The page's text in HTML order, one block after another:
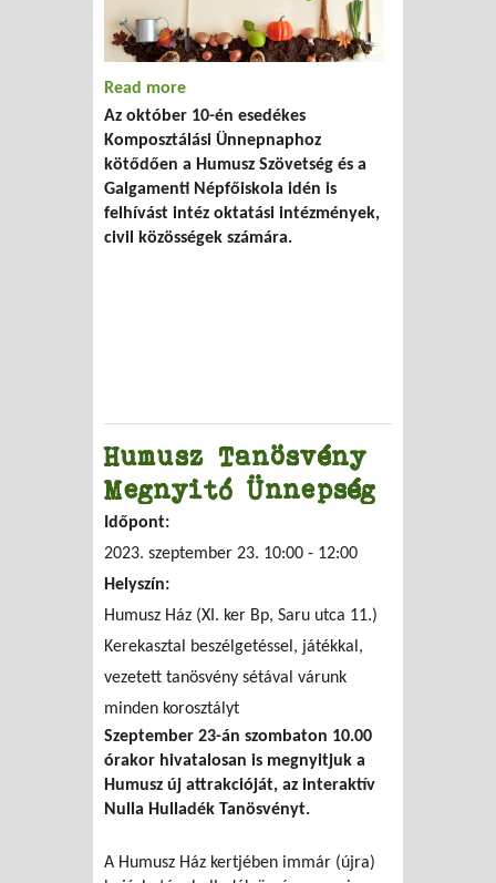
Read more
a felhívás
Az október 10-én esedékes
Komposztálási Ünnepnaphoz
kötődően a Humusz Szövetség és a
Galgamenti Népfőiskola idén is
felhívást intéz oktatási intézmények,
civil közösségek számára.
Humusz Tanösvény
Megnyitó Ünnepség
Időpont:
2023. szeptember 23. 10:00 - 12:00
Helyszín:
Humusz Ház (XI. ker Bp, Saru utca 11.)
Kerekasztal beszélgetéssel, játékkal,
vezetett tanösvény sétával várunk
minden korosztályt
Szeptember 23-án szombaton 10.00
órakor hivatalosan is megnyitjuk a
Humusz új attrakcióját, az interaktív
Nulla Hulladék Tanösvényt.
A Humusz Ház kertjében immár (újra)